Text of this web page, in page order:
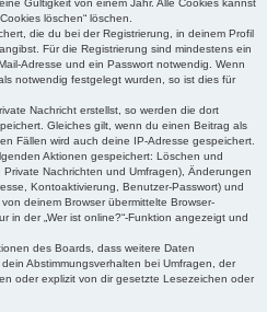
Gültigkeit von einem Jahr. Alle Cookies kannst
löschen“ löschen.
die du bei der Registrierung, in deinem Profil
Für die Registrierung sind mindestens ein
Adresse und ein Passwort notwendig. Wenn
notwendig festgelegt wurden, so ist dies für
Nachricht erstellst, so werden die dort
Gleiches gilt, wenn du einen Beitrag als
Fällen wird auch deine IP-Adresse gespeichert.
Aktionen gespeichert: Löschen und
Nachrichten und Umfragen), Änderungen
Kontoaktivierung, Benutzer-Passwort) und
deinem Browser übermittelte Browser-
in der „Wer ist online?“-Funktion angezeigt und
des Boards, dass weitere Daten
Abstimmungsverhalten bei Umfragen, der
oder explizit von dir gesetzte Lesezeichen oder